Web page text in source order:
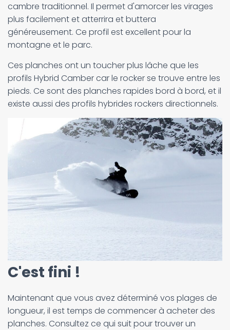
cambre traditionnel. Il permet d'amorcer les virages
plus facilement et atterrira et buttera
généreusement. Ce profil est excellent pour la
montagne et le parc.
Ces planches ont un toucher plus lâche que les
profils Hybrid Camber car le rocker se trouve entre les
pieds. Ce sont des planches rapides bord à bord, et il
existe aussi des profils hybrides rockers directionnels.
C'est fini !
Maintenant que vous avez déterminé vos plages de
longueur, il est temps de commencer à acheter des
planches. Consultez ce qui suit pour trouver un